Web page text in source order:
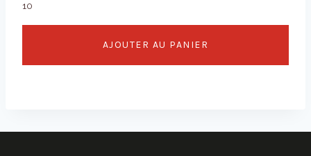
10
AJOUTER AU PANIER